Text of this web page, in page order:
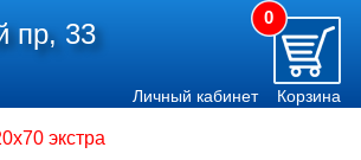
пр, 33
0
Личный кабинет Корзина
экстра